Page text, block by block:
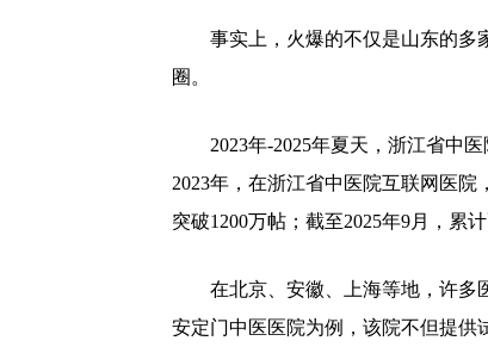
事实上，火爆的不仅是山东的多
圈。
2023年-2025年夏天，浙江省中
2023年，在浙江省中医院互联网医院
突破1200万帖；截至2025年9月，累计
在北京、安徽、上海等地，许多
安定门中医医院为例，该院不但提供